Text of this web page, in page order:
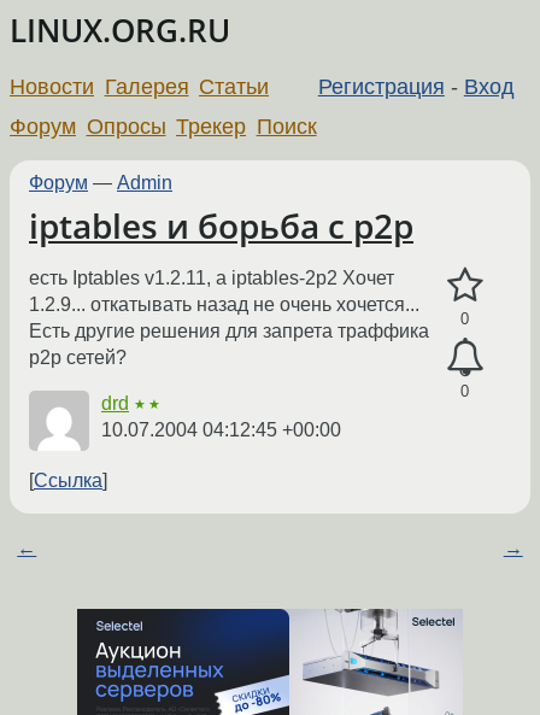
LINUX.ORG.RU
Регистрация - Вход
Новости Галерея Статьи
Форум Опросы Трекер Поиск
Форум — Admin
iptables и борьба с p2p
0
0
есть Iptables v1.2.11, а iptables-2p2 Хочет
1.2.9... откатывать назад не очень хочется...
Есть другие решения для запрета траффика
p2p сетей?
drd ★★
10.07.2004 04:12:45 +00:00
Ссылка
← →